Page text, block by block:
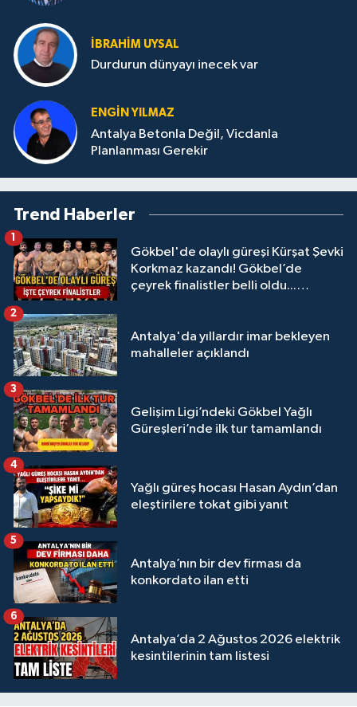
İBRAHIM UYSAL
Durdurun dünyayı inecek var
ENGIN YILMAZ
Antalya Betonla Değil, Vicdanla
Planlanması Gerekir
Trend Haberler
Gökbel'de olaylı güreşi Kürşat Şevki
Korkmaz kazandı! Gökbel’de
çeyrek finalistler belli oldu...
1
Antalya'da yıllardır imar bekleyen
mahalleler açıklandı
2
Gelişim Ligi’ndeki Gökbel Yağlı
Güreşleri’nde ilk tur tamamlandı
3
Yağlı güreş hocası Hasan Aydın’dan
eleştirilere tokat gibi yanıt
4
Antalya’nın bir dev firması da
konkordato ilan etti
5
Antalya’da 2 Ağustos 2026 elektrik
kesintilerinin tam listesi
6